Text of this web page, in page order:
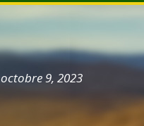
octobre 9, 2023